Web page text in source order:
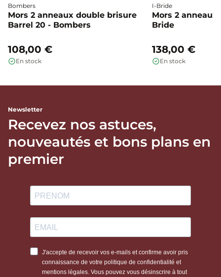
Bombers
Mors 2 anneaux double brisure
Barrel 20 - Bombers
108,00 €
En stock
I-Bride
Mors 2
Bride
138,00 €
En stock
Newsletter
Recevez nos astuces,
nouveautés et bons plans en
premier